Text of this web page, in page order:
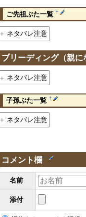
ご先祖ぶた一覧 †
ネタバレ注意
ブリーディング（親に
ネタバレ注意
子孫ぶた一覧 †
ネタバレ注意
コメント欄 †
名前
添付